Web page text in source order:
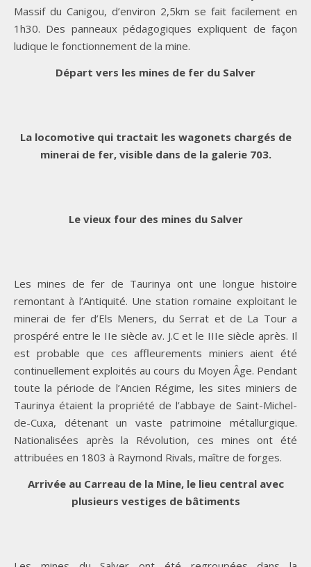
Massif du Canigou, d’environ 2,5km se fait facilement en
1h30. Des panneaux pédagogiques expliquent de façon
ludique le fonctionnement de la mine.
Départ vers les mines de fer du Salver
La locomotive qui tractait les wagonets chargés de
minerai de fer, visible dans de la galerie 703.
Le vieux four des mines du Salver
Les mines de fer de Taurinya ont une longue histoire
remontant à l’Antiquité. Une station romaine exploitant le
minerai de fer d’Els Meners, du Serrat et de La Tour a
prospéré entre le IIe siècle av. J.C et le IIIe siècle après. Il
est probable que ces affleurements miniers aient été
continuellement exploités au cours du Moyen Âge. Pendant
toute la période de l’Ancien Régime, les sites miniers de
Taurinya étaient la propriété de l’abbaye de Saint-Michel-
de-Cuxa, détenant un vaste patrimoine métallurgique.
Nationalisées après la Révolution, ces mines ont été
attribuées en 1803 à Raymond Rivals, maître de forges.
Arrivée au Carreau de la Mine, le lieu central avec
plusieurs vestiges de bâtiments